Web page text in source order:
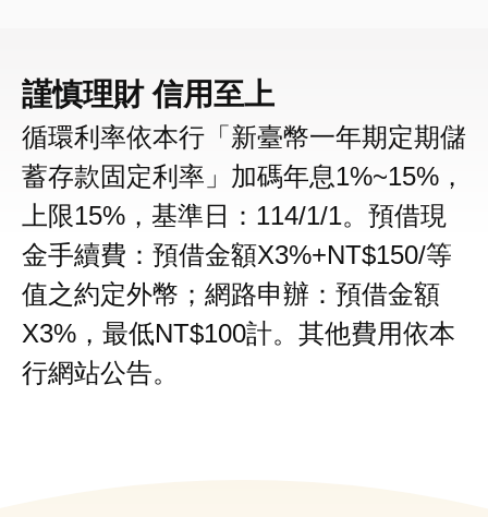
謹慎理財 信用至上
循環利率依本行「新臺幣一年期定期儲
蓄存款固定利率」加碼年息1%~15%，
上限15%，基準日：114/1/1。預借現
金手續費：預借金額X3%+NT$150/等
值之約定外幣；網路申辦：預借金額
X3%，最低NT$100計。其他費用依本
行網站公告。